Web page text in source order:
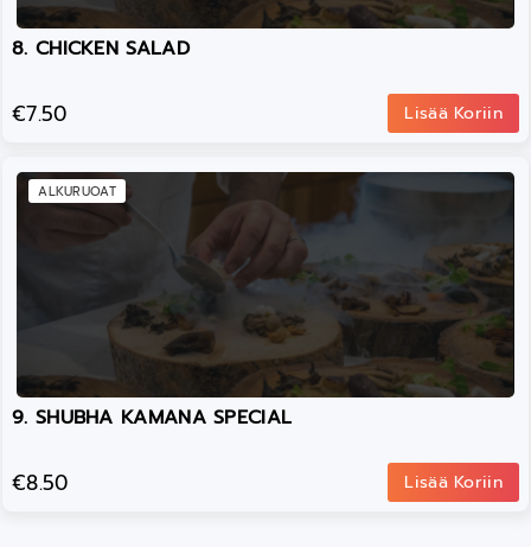
8. CHICKEN SALAD
€7.50 Lisää Koriin
ALKURUOAT
9. SHUBHA KAMANA SPECIAL
€8.50 Lisää Koriin